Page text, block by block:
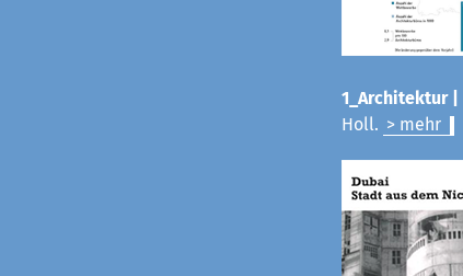
1_Architektur |
Holl. > mehr